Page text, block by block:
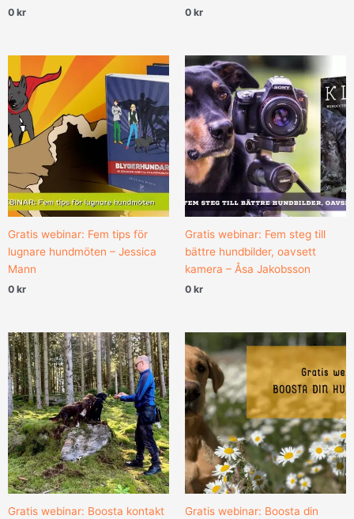
0 kr 0 kr
Gratis webinar: Fem tips för
lugnare hundmöten – Jessica
Mann
0 kr
Gratis webinar: Fem steg till
bättre hundbilder, oavsett
kamera – Åsa Jakobsson
0 kr
Gratis webinar: Boosta kontakt
Gratis webinar: Boosta din